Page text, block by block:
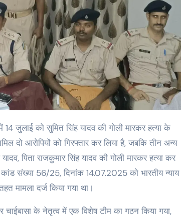
दो आरोपियों को गिरफ्तार कर लिया है, जबकि तीन अन्य
पिता राजकुमार सिंह यादव की गोली मारकर हत्या कर
संख्या 56/25, दिनांक 14.07.2025 को भारतीय न्याय
मामला दर्ज किया गया था।
के नेतृत्व में एक विशेष टीम का गठन किया गया,